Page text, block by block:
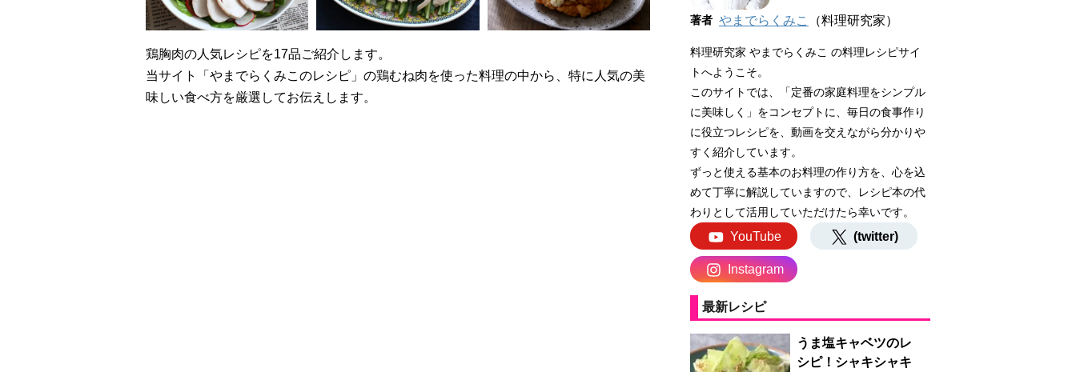
鶏胸肉の人気レシピを17品ご紹介します。
当サイト「やまでらくみこのレシピ」の鶏むね肉を使った料理の中から、特に人気の美
味しい食べ方を厳選してお伝えします。
著者 やまでらくみこ （料理研究家）
料理研究家 やまでらくみこ の料理レシピサイ
トへようこそ。
このサイトでは、「定番の家庭料理をシンプル
に美味しく」をコンセプトに、毎日の食事作り
に役立つレシピを、動画を交えながら分かりや
すく紹介しています。
ずっと使える基本のお料理の作り方を、心を込
めて丁寧に解説していますので、レシピ本の代
わりとして活用していただけたら幸いです。
YouTube (twitter)
Instagram
最新レシピ
うま塩キャベツのレ
シピ！シャキシャキ